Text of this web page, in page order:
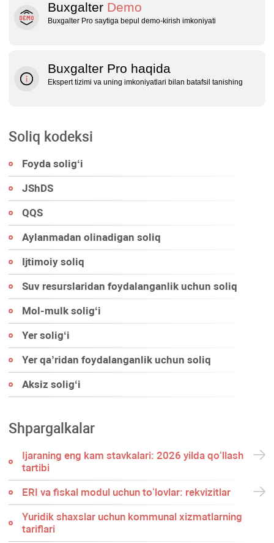
Buxgalter Demo
Buxgalter Pro saytiga bepul demo‑kirish imkoniyati
Buxgalter Pro haqida
Ekspert tizimi va uning imkoniyatlari bilan batafsil tanishing
Soliq kodeksi
Foyda soligʻi
JShDS
QQS
Aylanmadan olinadigan soliq
Ijtimoiy soliq
Suv resurslaridan foydalanganlik uchun soliq
Mol-mulk soligʻi
Yer soligʻi
Yer qa’ridan foydalanganlik uchun soliq
Aksiz soligʻi
Shpargalkalar
Ijaraning eng kam stavkalari: 2026 yilda qoʻllash
tartibi
ERI va fiskal modul uchun toʻlovlar: rekvizitlar
Yuridik shaхslar uchun kommunal хizmatlarning
tariflari